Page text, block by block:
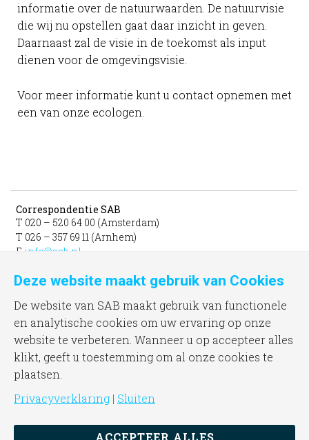
informatie over de natuurwaarden. De natuurvisie
die wij nu opstellen gaat daar inzicht in geven.
Daarnaast zal de visie in de toekomst als input
dienen voor de omgevingsvisie.
Voor meer informatie kunt u contact opnemen met
een van onze ecologen.
Correspondentie SAB
T 020 – 520 64 00 (Amsterdam)
T 026 – 357 69 11 (Arnhem)
E info@sab.nl
Bezoekadres Amsterdam
gevestigd in het INIT
unit 331b
Jacob Bontiusplaats 9
1018 LL Amsterdam
Bezoekadres Arnhem
Frombergdwarsstraat 54
6814 DZ Arnhem
Deze website maakt gebruik van Cookies
De website van SAB maakt gebruik van functionele
en analytische cookies om uw ervaring op onze
website te verbeteren. Wanneer u op accepteer alles
klikt, geeft u toestemming om al onze cookies te
plaatsen.
Privacyverklaring | Sluiten
ACCEPTEER ALLES